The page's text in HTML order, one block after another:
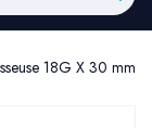
18G X 30 mm